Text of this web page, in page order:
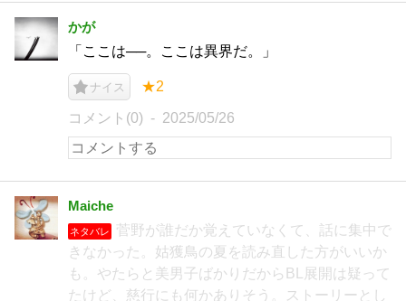
かが
「ここは──。ここは異界だ。」
ナイス ★2
コメント(0) 2025/05/26
Maiche
ネタバレ
菅野が誰だか覚えていなくて、話に集中で
きなかった。姑獲鳥の夏を読み直した方がいいか
も。やたらと美男子ばかりだからBL展開は疑って
たけど、慈行にも何かありそう。ストーリーとし